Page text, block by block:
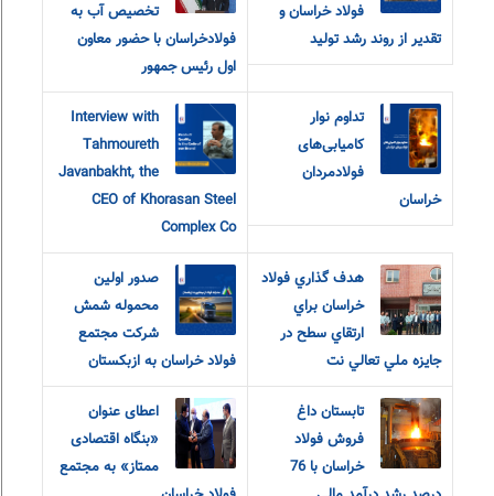
فولاد خراسان و
تقدیر از روند رشد تولید
تخصیص آب به
فولادخراسان با حضور معاون
اول رئیس جمهور
تداوم نوار
کامیابی‌های
فولادمردان
خراسان
Interview with
Tahmoureth
Javanbakht, the
CEO of Khorasan Steel
Complex Co
هدف گذاري فولاد
خراسان براي
جايزه ملي تعالي نت
صدور اولین
محموله شمش
شرکت مجتمع
فولاد خراسان به ازبکستان
تابستان داغ
فروش فولاد
خراسان با 76
اعطای عنوان
«بنگاه اقتصادی
ممتاز» به مجتمع